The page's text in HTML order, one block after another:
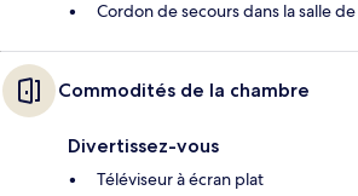
Cordon de secours dans la salle
Commodités de la chambre
Divertissez-vous
Téléviseur à écran plat